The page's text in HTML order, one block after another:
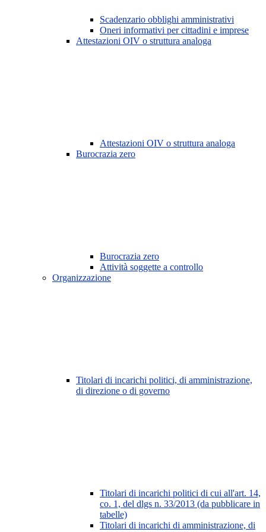
Scadenzario obblighi amministrativi
Oneri informativi per cittadini e imprese
Attestazioni OIV o struttura analoga
Attestazioni OIV o struttura analoga
Burocrazia zero
Burocrazia zero
Attività soggette a controllo
Organizzazione
Titolari di incarichi politici, di amministrazione,
di direzione o di governo
Titolari di incarichi politici di cui all'art. 14,
co. 1, del dlgs n. 33/2013 (da pubblicare in
tabelle)
Titolari di incarichi di amministrazione, di